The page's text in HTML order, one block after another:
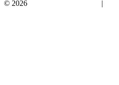
© 2026
|